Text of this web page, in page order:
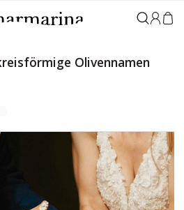
Olivennamen